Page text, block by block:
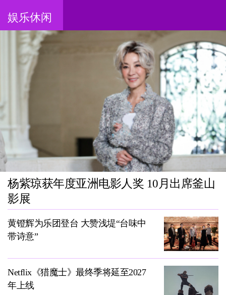
娱乐休闲
杨紫琼获年度亚洲电影人奖 10月出席釜山
影展
黄镫辉为乐团登台 大赞浅堤“台味中
带诗意”
Netflix《猎魔士》最终季将延至2027
年上线